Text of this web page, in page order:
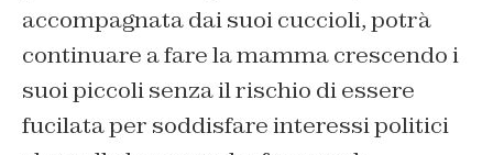
accompagnata dai suoi cuccioli, potrà
continuare a fare la mamma crescendo i
suoi piccoli senza il rischio di essere
fucilata per soddisfare interessi politici